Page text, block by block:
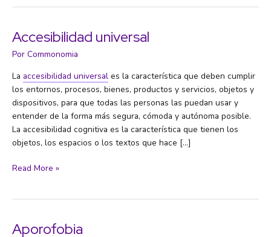
Accesibilidad universal
Por Commonomia
La accesibilidad universal es la característica que deben cumplir
los entornos, procesos, bienes, productos y servicios, objetos y
dispositivos, para que todas las personas las puedan usar y
entender de la forma más segura, cómoda y autónoma posible.
La accesibilidad cognitiva es la característica que tienen los
objetos, los espacios o los textos que hace […]
Accesibilidad
Read More »
Aporofobia